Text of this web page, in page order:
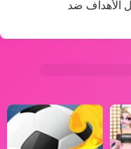
الأهداف ضد